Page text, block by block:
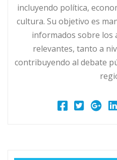
incluyendo política,
cultura. Su objetivo es
informados sobre los
relevantes, tanto a
contribuyendo al debate